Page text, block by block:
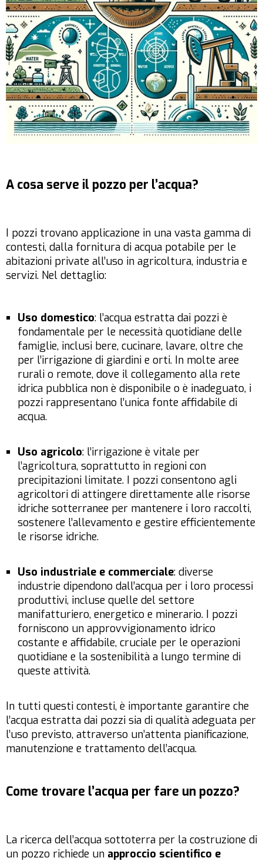
A cosa serve il pozzo per l’acqua?
I pozzi trovano applicazione in una vasta gamma di
contesti, dalla fornitura di acqua potabile per le
abitazioni private all’uso in agricoltura, industria e
servizi. Nel dettaglio:
Uso domestico: l’acqua estratta dai pozzi è
fondamentale per le necessità quotidiane delle
famiglie, inclusi bere, cucinare, lavare, oltre che
per l’irrigazione di giardini e orti. In molte aree
rurali o remote, dove il collegamento alla rete
idrica pubblica non è disponibile o è inadeguato, i
pozzi rappresentano l’unica fonte affidabile di
acqua.
Uso agricolo: l’irrigazione è vitale per
l’agricoltura, soprattutto in regioni con
precipitazioni limitate. I pozzi consentono agli
agricoltori di attingere direttamente alle risorse
idriche sotterranee per mantenere i loro raccolti,
sostenere l’allevamento e gestire efficientemente
le risorse idriche.
Uso industriale e commerciale: diverse
industrie dipendono dall’acqua per i loro processi
produttivi, incluse quelle del settore
manifatturiero, energetico e minerario. I pozzi
forniscono un approvvigionamento idrico
costante e affidabile, cruciale per le operazioni
quotidiane e la sostenibilità a lungo termine di
queste attività.
In tutti questi contesti, è importante garantire che
l’acqua estratta dai pozzi sia di qualità adeguata per
l’uso previsto, attraverso un’attenta pianificazione,
manutenzione e trattamento dell’acqua.
Come trovare l’acqua per fare un pozzo?
La ricerca dell’acqua sottoterra per la costruzione di
un pozzo richiede un approccio scientifico e